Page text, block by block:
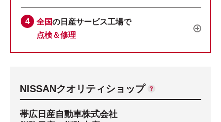
全国の日産サービス工場で
点検＆修理
NISSANクオリティショップ
帯広日産自動車株式会社